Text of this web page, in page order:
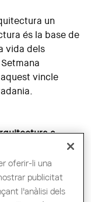
un
és la base de
vida dels
vincle
a
d'Arquitectura i en
previst portar
educatius amb
dins l’horari
oferir-li una
publicitat
l'anàlisi dels